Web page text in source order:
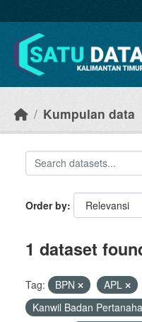
Kumpulan data
Order by
1 dataset
Tag: BPN APL
Kanwil Badan